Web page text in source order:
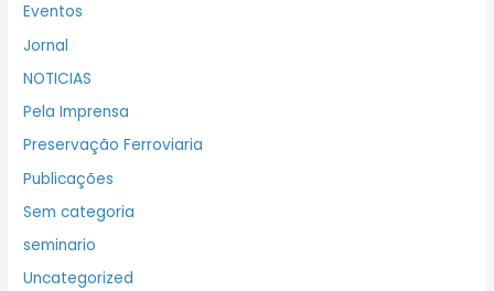
Eventos
Jornal
NOTICIAS
Pela Imprensa
Preservação Ferroviaria
Publicações
Sem categoria
seminario
Uncategorized